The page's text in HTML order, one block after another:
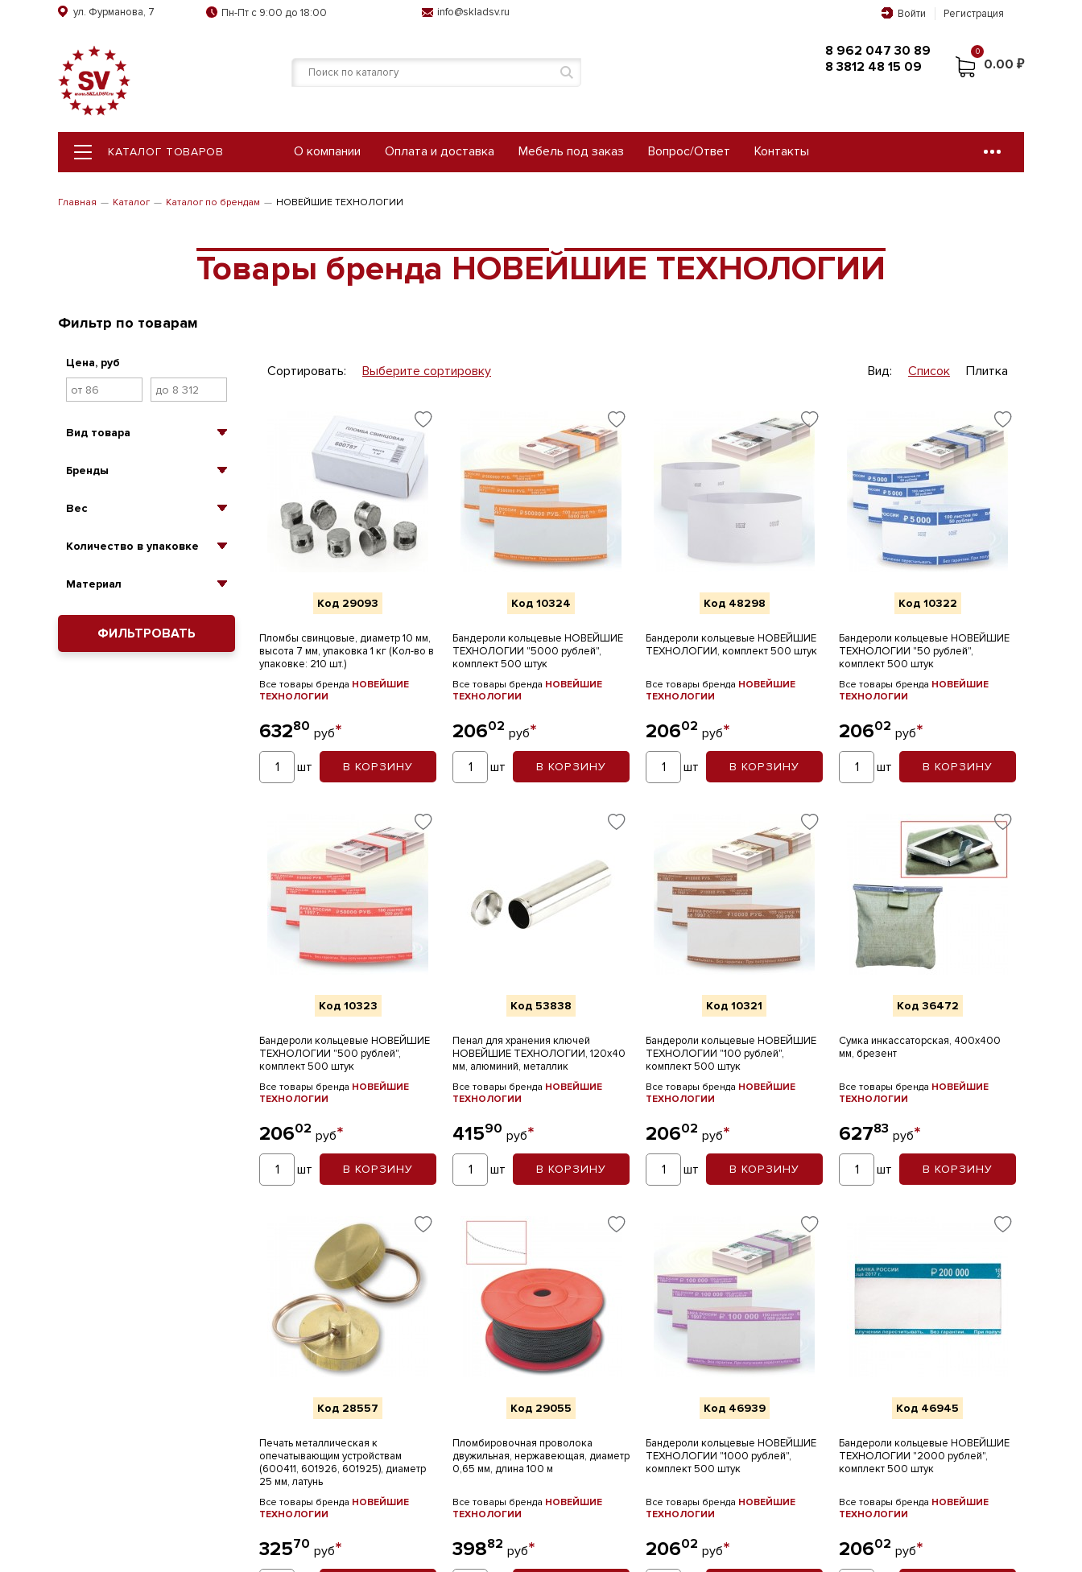
ул. Фурманова, 7 Пн-Пт с 9:00 до 18:00 info@skladsv.ru Войти Регистрация
8 962 047 30 89
8 3812 48 15 09
0
0.00 ₽
КАТАЛОГ ТОВАРОВ О компании Оплата и доставка Мебель под заказ Вопрос/Ответ Контакты
Главная Каталог Каталог по брендам НОВЕЙШИЕ ТЕХНОЛОГИИ
Товары бренда НОВЕЙШИЕ ТЕХНОЛОГИИ
Фильтр по товарам
Цена, руб
Вид товара
Бренды
Вес
Количество в упаковке
Материал
ФИЛЬТРОВАТЬ
Сортировать: Выберите сортировку Вид: Список Плитка
Код 29093
Пломбы свинцовые, диаметр 10 мм,
высота 7 мм, упаковка 1 кг (Кол-во в
упаковке: 210 шт.)
Все товары бренда НОВЕЙШИЕ
ТЕХНОЛОГИИ
63280 руб*
шт В КОРЗИНУ
Код 10324
Бандероли кольцевые НОВЕЙШИЕ
ТЕХНОЛОГИИ "5000 рублей",
комплект 500 штук
Все товары бренда НОВЕЙШИЕ
ТЕХНОЛОГИИ
20602 руб*
шт В КОРЗИНУ
Код 48298
Бандероли кольцевые НОВЕЙШИЕ
ТЕХНОЛОГИИ, комплект 500 штук
Все товары бренда НОВЕЙШИЕ
ТЕХНОЛОГИИ
20602 руб*
шт В КОРЗИНУ
Код 10322
Бандероли кольцевые НОВЕЙШИЕ
ТЕХНОЛОГИИ "50 рублей",
комплект 500 штук
Все товары бренда НОВЕЙШИЕ
ТЕХНОЛОГИИ
20602 руб*
шт В КОРЗИНУ
Код 10323
Бандероли кольцевые НОВЕЙШИЕ
ТЕХНОЛОГИИ "500 рублей",
комплект 500 штук
Все товары бренда НОВЕЙШИЕ
ТЕХНОЛОГИИ
20602 руб*
шт В КОРЗИНУ
Код 53838
Пенал для хранения ключей
НОВЕЙШИЕ ТЕХНОЛОГИИ, 120х40
мм, алюминий, металлик
Все товары бренда НОВЕЙШИЕ
ТЕХНОЛОГИИ
41590 руб*
шт В КОРЗИНУ
Код 10321
Бандероли кольцевые НОВЕЙШИЕ
ТЕХНОЛОГИИ "100 рублей",
комплект 500 штук
Все товары бренда НОВЕЙШИЕ
ТЕХНОЛОГИИ
20602 руб*
шт В КОРЗИНУ
Код 36472
Сумка инкассаторская, 400х400
мм, брезент
Все товары бренда НОВЕЙШИЕ
ТЕХНОЛОГИИ
62783 руб*
шт В КОРЗИНУ
Код 28557
Печать металлическая к
опечатывающим устройствам
(600411, 601926, 601925), диаметр
25 мм, латунь
Все товары бренда НОВЕЙШИЕ
ТЕХНОЛОГИИ
32570 руб*
Код 29055
Пломбировочная проволока
двужильная, нержавеющая, диаметр
0,65 мм, длина 100 м
Все товары бренда НОВЕЙШИЕ
ТЕХНОЛОГИИ
39882 руб*
Код 46939
Бандероли кольцевые НОВЕЙШИЕ
ТЕХНОЛОГИИ "1000 рублей",
комплект 500 штук
Все товары бренда НОВЕЙШИЕ
ТЕХНОЛОГИИ
20602 руб*
Код 46945
Бандероли кольцевые НОВЕЙШИЕ
ТЕХНОЛОГИИ "2000 рублей",
комплект 500 штук
Все товары бренда НОВЕЙШИЕ
ТЕХНОЛОГИИ
20602 руб*